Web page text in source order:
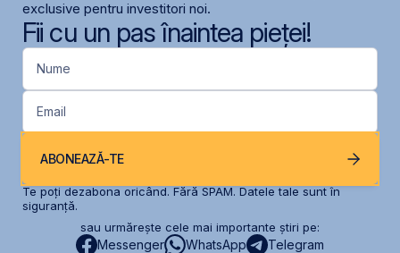
exclusive pentru investitori noi.
Fii cu un pas înaintea pieței!
Nume
Email
ABONEAZĂ-TE
Te poți dezabona oricând. Fără SPAM. Datele tale sunt în
siguranță.
sau urmărește cele mai importante știri pe:
Messenger WhatsApp Telegram